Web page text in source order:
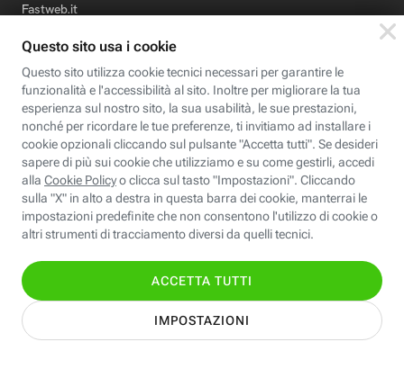
Fastweb.it
Formazione
Fastweb Digital Academy
STEP FuturAbility District
Insieme, siamo futuro
© Fastweb SpA 2026 - P.IVA 12878470157
Informativa
Modifica